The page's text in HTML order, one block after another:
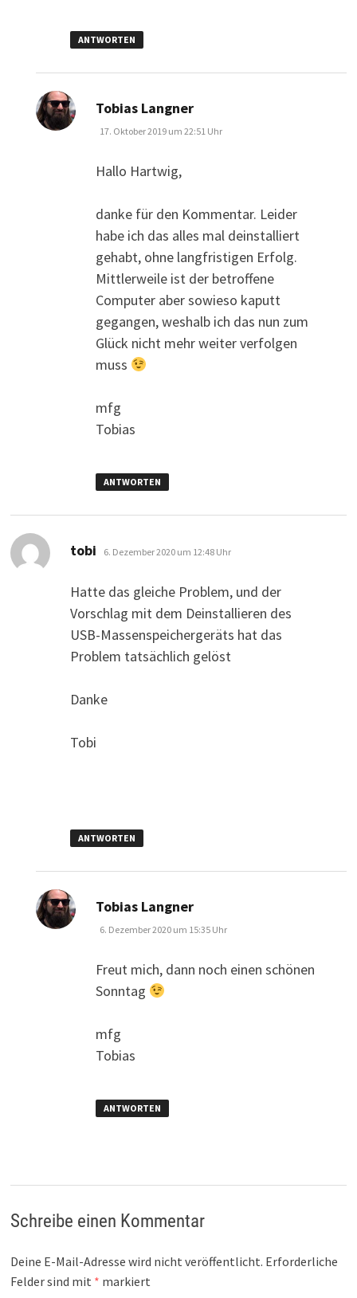
ANTWORTEN
Tobias Langnersagt:
17. Oktober 2019 um 22:51 Uhr
Hallo Hartwig,
danke für den Kommentar. Leider
habe ich das alles mal deinstalliert
gehabt, ohne langfristigen Erfolg.
Mittlerweile ist der betroffene
Computer aber sowieso kaputt
gegangen, weshalb ich das nun zum
Glück nicht mehr weiter verfolgen
muss
mfg
Tobias
ANTWORTEN
tobi sagt:
6. Dezember 2020 um 12:48 Uhr
Hatte das gleiche Problem, und der
Vorschlag mit dem Deinstallieren des
USB-Massenspeichergeräts hat das
Problem tatsächlich gelöst
Danke
Tobi
ANTWORTEN
Tobias Langnersagt:
6. Dezember 2020 um 15:35 Uhr
Freut mich, dann noch einen schönen
Sonntag
mfg
Tobias
ANTWORTEN
Schreibe einen Kommentar
Deine E-Mail-Adresse wird nicht veröffentlicht. Erforderliche
Felder sind mit * markiert